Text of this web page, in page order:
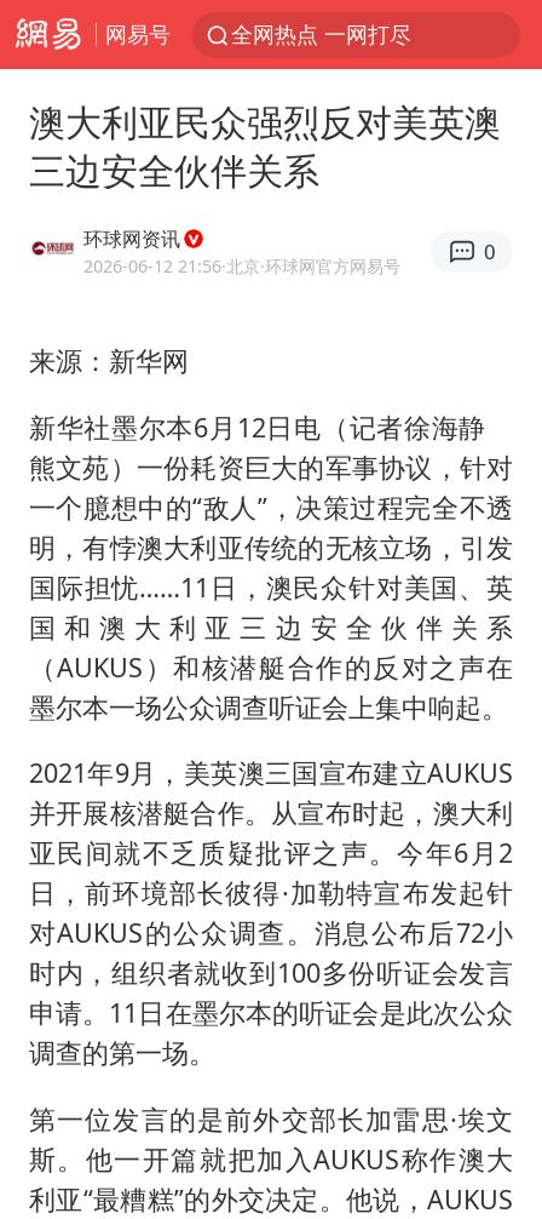
网易号 全网热点 一网打尽
澳大利亚民众强烈反对美英澳
三边安全伙伴关系
环球网资讯
2026-06-12 21:56·北京·环球网官方网易号
0
来源：新华网
新华社墨尔本6月12日电（记者徐海静
熊文苑）一份耗资巨大的军事协议，针对
一个臆想中的“敌人”，决策过程完全不透
明，有悖澳大利亚传统的无核立场，引发
国际担忧……11日，澳民众针对美国、英
国和澳大利亚三边安全伙伴关系
（AUKUS）和核潜艇合作的反对之声在
墨尔本一场公众调查听证会上集中响起。
2021年9月，美英澳三国宣布建立AUKUS
并开展核潜艇合作。从宣布时起，澳大利
亚民间就不乏质疑批评之声。今年6月2
日，前环境部长彼得·加勒特宣布发起针
对AUKUS的公众调查。消息公布后72小
时内，组织者就收到100多份听证会发言
申请。11日在墨尔本的听证会是此次公众
调查的第一场。
第一位发言的是前外交部长加雷思·埃文
斯。他一开篇就把加入AUKUS称作澳大
利亚“最糟糕”的外交决定。他说，AUKUS